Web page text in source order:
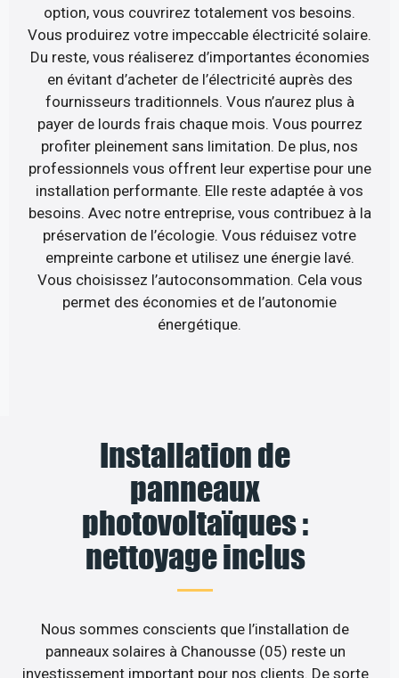
option, vous couvrirez totalement vos besoins.
Vous produirez votre impeccable électricité solaire.
Du reste, vous réaliserez d’importantes économies
en évitant d’acheter de l’électricité auprès des
fournisseurs traditionnels. Vous n’aurez plus à
payer de lourds frais chaque mois. Vous pourrez
profiter pleinement sans limitation. De plus, nos
professionnels vous offrent leur expertise pour une
installation performante. Elle reste adaptée à vos
besoins. Avec notre entreprise, vous contribuez à la
préservation de l’écologie. Vous réduisez votre
empreinte carbone et utilisez une énergie lavé.
Vous choisissez l’autoconsommation. Cela vous
permet des économies et de l’autonomie
énergétique.
Installation de
panneaux
photovoltaïques :
nettoyage inclus
Nous sommes conscients que l’installation de
panneaux solaires à Chanousse (05) reste un
investissement important pour nos clients. De sorte